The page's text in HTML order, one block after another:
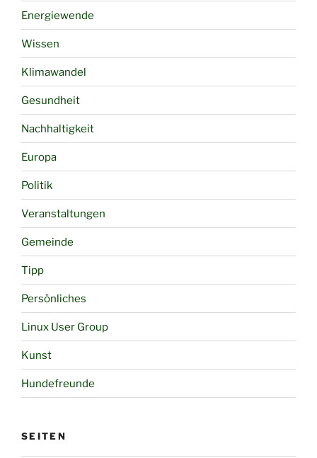
Energiewende
Wissen
Klimawandel
Gesundheit
Nachhaltigkeit
Europa
Politik
Veranstaltungen
Gemeinde
Tipp
Persönliches
Linux User Group
Kunst
Hundefreunde
SEITEN